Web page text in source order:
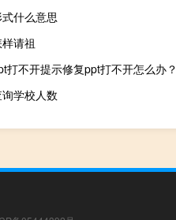
什么意思
请祖
打不开提示修复ppt打不开怎么办？
学校人数